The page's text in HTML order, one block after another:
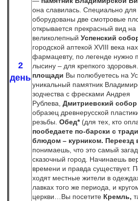
2
день
она славилась. Специально для
оборудованы две смотровые
открывается прекрасный вид
великолепный Успенский
городской аптекой XVIII века
фармацевту, по легенде нужно
лысину – для крепкого
площади Вы полюбуетесь на
уникальный памятник
зодчества с фресками Андрея
Рублева, Дмитриевский собор
образец древнерусской
резьбы. Обед* (для тех, кто
пообедаете по-барски с
блюдом – курником. Переезд
понимаешь, что это самый
сказочный город. Начинаешь
времени и правда существует.
ходят местные жители в
лавках того же периода, и
церкви…Вы посетите Кремль,